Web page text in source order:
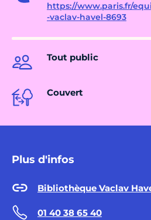
https://www.paris.fr/
-vaclav-havel-8693
Tout public
Couvert
Plus d'infos
Bibliothèque Vaclav
01 40 38 65 40